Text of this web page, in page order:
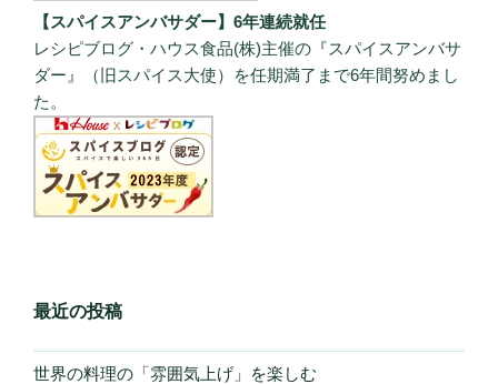
【スパイスアンバサダー】6年連続就任
レシピブログ・ハウス食品(株)主催の『スパイスアンバサ
ダー』（旧スパイス大使）を任期満了まで6年間努めまし
た。
最近の投稿
世界の料理の「雰囲気上げ」を楽しむ